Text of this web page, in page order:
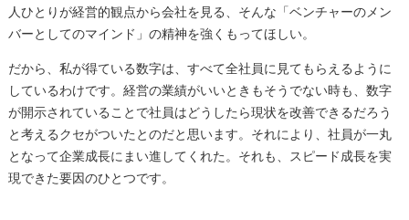
人ひとりが経営的観点から会社を見る、そんな「ベンチャーのメン
バーとしてのマインド」の精神を強くもってほしい。
だから、私が得ている数字は、すべて全社員に見てもらえるように
しているわけです。経営の業績がいいときもそうでない時も、数字
が開示されていることで社員はどうしたら現状を改善できるだろう
と考えるクセがついたとのだと思います。それにより、社員が一丸
となって企業成長にまい進してくれた。それも、スピード成長を実
現できた要因のひとつです。